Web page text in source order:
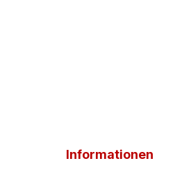
Informationen